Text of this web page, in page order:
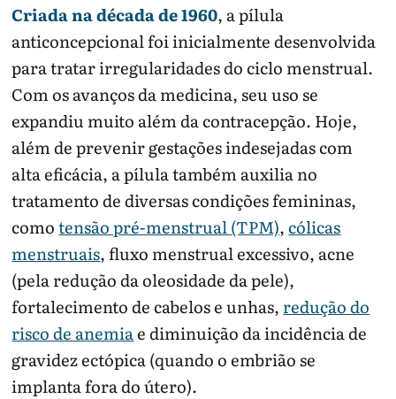
Criada na década de 1960, a pílula
anticoncepcional foi inicialmente desenvolvida
para tratar irregularidades do ciclo menstrual.
Com os avanços da medicina, seu uso se
expandiu muito além da contracepção. Hoje,
além de prevenir gestações indesejadas com
alta eficácia, a pílula também auxilia no
tratamento de diversas condições femininas,
comotensão pré-menstrual (TPM),cólicas
menstruais, fluxo menstrual excessivo, acne
(pela redução da oleosidade da pele),
fortalecimento de cabelos e unhas, redução do
risco de anemiae diminuição da incidência de
gravidez ectópica (quando o embrião se
implanta fora do útero).